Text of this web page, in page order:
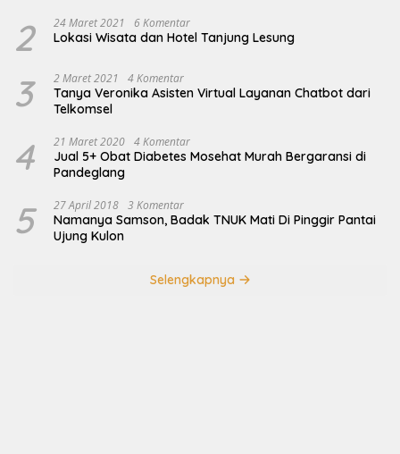
2 24 Maret 2021 6 Komentar
Lokasi Wisata dan Hotel Tanjung Lesung
3 2 Maret 2021 4 Komentar
Tanya Veronika Asisten Virtual Layanan Chatbot dari
Telkomsel
4 21 Maret 2020 4 Komentar
Jual 5+ Obat Diabetes Mosehat Murah Bergaransi di
Pandeglang
5 27 April 2018 3 Komentar
Namanya Samson, Badak TNUK Mati Di Pinggir Pantai
Ujung Kulon
Selengkapnya